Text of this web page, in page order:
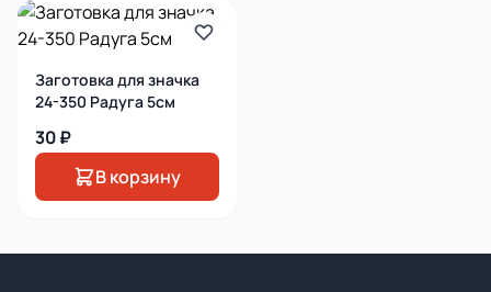
Заготовка для значка
24-350 Радуга 5см
30 ₽
В корзину